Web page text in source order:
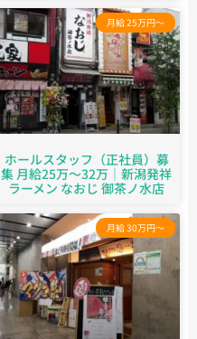
月給 25万円～
ホールスタッフ（正社員）募
集 月給25万～32万｜新潟発祥
ラーメン なおじ 御茶ノ水店
月給 30万円～